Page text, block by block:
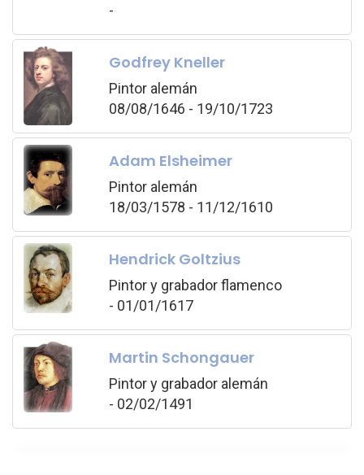
-
Godfrey Kneller
Pintor alemán
08/08/1646 - 19/10/1723
Adam Elsheimer
Pintor alemán
18/03/1578 - 11/12/1610
Hendrick Goltzius
Pintor y grabador flamenco
- 01/01/1617
Martin Schongauer
Pintor y grabador alemán
- 02/02/1491